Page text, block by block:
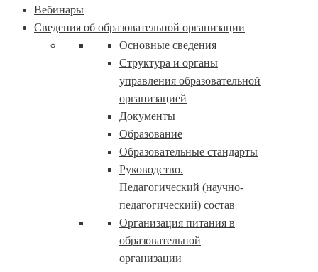
Вебинары
Сведения об образовательной организации
Основные сведения
Структура и органы
управления образовательной
организацией
Документы
Образование
Образовательные стандарты
Руководство.
Педагогический (научно-
педагогический) состав
Организация питания в
образовательной
организации